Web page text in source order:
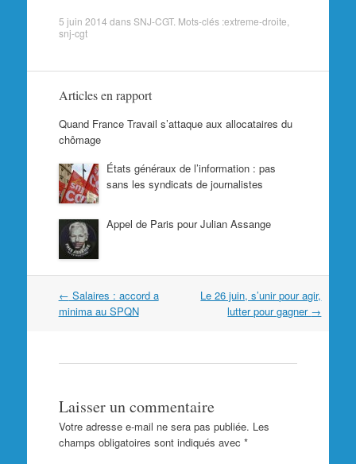
5 juin 2014 dansSNJ-CGT. Mots-clés :extreme-droite
snj-cgt
Articles en rapport
Quand France Travail s’attaque aux allocataires du
chômage
États généraux de l’information : pas
sans les syndicats de journalistes
Appel de Paris pour Julian Assange
Navigation
dans
← Salaires : accord a
minima au SPQN
Le 26 juin, s’unir pour agir,
lutter pour gagner →
Laisser un commentaire
Votre adresse e-mail ne sera pas publiée. Les
champs obligatoires sont indiqués avec *